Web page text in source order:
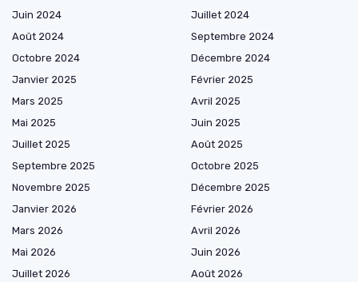
Juin 2024
Juillet 2024
Août 2024
Septembre 2024
Octobre 2024
Décembre 2024
Janvier 2025
Février 2025
Mars 2025
Avril 2025
Mai 2025
Juin 2025
Juillet 2025
Août 2025
Septembre 2025
Octobre 2025
Novembre 2025
Décembre 2025
Janvier 2026
Février 2026
Mars 2026
Avril 2026
Mai 2026
Juin 2026
Juillet 2026
Août 2026